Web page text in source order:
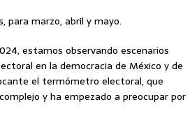
para marzo, abril y mayo.
estamos observando escenarios
en la democracia de México y de
el termómetro electoral, que
y ha empezado a preocupar por